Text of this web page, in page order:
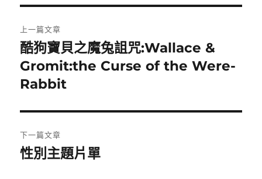
章
導
覽
上一篇文章
上
一
篇
章:
酷狗寶貝之魔兔詛咒:Wallace &
Gromit:the Curse of the Were-
Rabbit
下一篇文章
下
性別主題片單